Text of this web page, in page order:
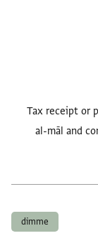
Tax receipt or
al-māl and
dimme